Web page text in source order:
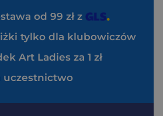
od 99 zł z
tylko dla klubowiczów
Art Ladies za 1 zł
uczestnictwo